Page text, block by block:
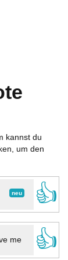
kannst du
um den
neu
👍
me
👍